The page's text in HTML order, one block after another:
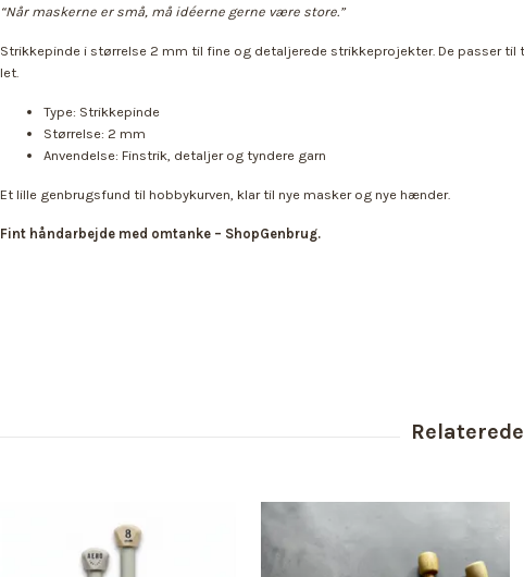
“Når maskerne er små, må idéerne gerne være store.”
Strikkepinde i størrelse 2 mm til fine og detaljerede strikkeprojekter. De passer
let.
Type: Strikkepinde
Størrelse: 2 mm
Anvendelse: Finstrik, detaljer og tyndere garn
Et lille genbrugsfund til hobbykurven, klar til nye masker og nye hænder.
Fint håndarbejde med omtanke – ShopGenbrug.